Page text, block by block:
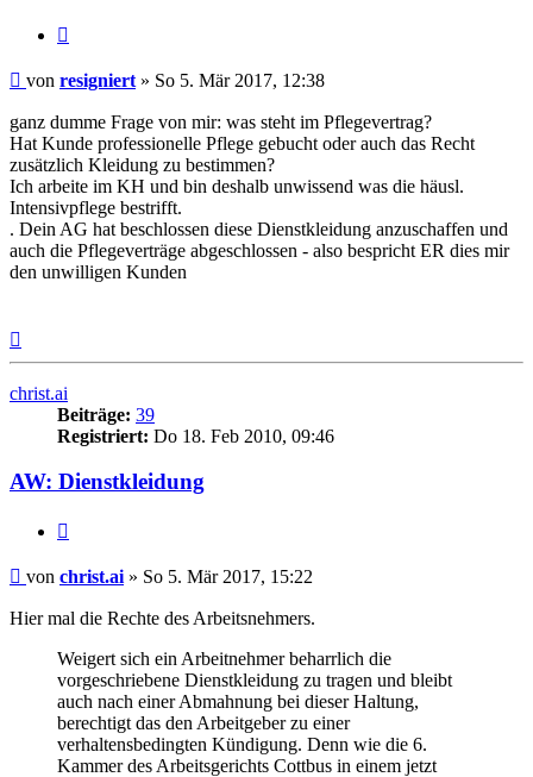
Beitrag
von resigniert » So 5. Mär 2017, 12:38
ganz dumme Frage von mir: was steht im Pflegevertrag?
Hat Kunde professionelle Pflege gebucht oder auch das Recht
zusätzlich Kleidung zu bestimmen?
Ich arbeite im KH und bin deshalb unwissend was die häusl.
Intensivpflege bestrifft.
. Dein AG hat beschlossen diese Dienstkleidung anzuschaffen und
auch die Pflegeverträge abgeschlossen - also bespricht ER dies mir
den unwilligen Kunden
christ.ai
Beiträge: 39
Registriert: Do 18. Feb 2010, 09:46
AW: Dienstkleidung
Beitrag
von christ.ai » So 5. Mär 2017, 15:22
Hier mal die Rechte des Arbeitsnehmers.
Weigert sich ein Arbeitnehmer beharrlich die
vorgeschriebene Dienstkleidung zu tragen und bleibt
auch nach einer Abmahnung bei dieser Haltung,
berechtigt das den Arbeitgeber zu einer
verhaltensbedingten Kündigung. Denn wie die 6.
Kammer des Arbeitsgerichts Cottbus in einem jetzt